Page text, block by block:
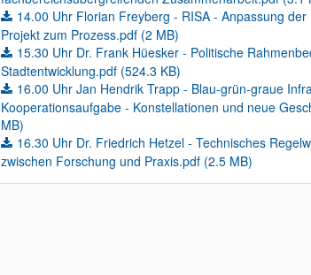
14.00 Uhr Florian Freyberg - RISA - Anpassung
Projekt zum Prozess.pdf (2 MB)
15.30 Uhr Dr. Frank Hüesker - Politische
Stadtentwicklung.pdf (524.3 KB)
16.00 Uhr Jan Hendrik Trapp - Blau-grün-graue
Kooperationsaufgabe - Konstellationen und neue
MB)
16.30 Uhr Dr. Friedrich Hetzel - Technisches
zwischen Forschung und Praxis.pdf (2.5 MB)